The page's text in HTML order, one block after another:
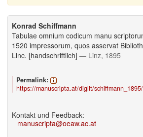
Konrad Schiffmann
Tabulae omnium codicum manu
1520 impressorum, quos asservat
Linc. [handschriftlich] — Linz, 1895
Permalink:
https://manuscripta.at/diglit/
Kontakt und Feedback:
manuscripta@oeaw.ac.at